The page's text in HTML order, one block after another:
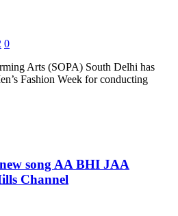
0
Arts (SOPA) South Delhi has
Fashion Week for conducting
song AA BHI JAA
Channel